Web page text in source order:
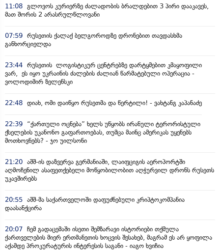
11:08 გლოვოს კურიერზე ძალადობის ბრალდებით 3 პირი დააკავეს,
მათ შორის 2 არასრულწლოვანი
07:59 რუსეთის ქალაქ ბელგოროდზე დრონებით თავდასხმა
განხორციელდა
23:44 რუსეთის ლოგისტიკურ ცენტრებზე დარტყმებით კმაყოფილი
ვარ, ეს იყო უკრაინის ძალების ძალიან წარმატებული ოპერაცია -
ვოლოდიმირ ზელენსკი
22:48 დიახ, ომი დაიწყო რუსეთმა და წერტილი! - ვახტანგ კაპანაძე
22:39
“ქართული ოცნება” ხელს უწყობს ირანული ტერორისტული
ქსელების უკანონო გაფართოებას, თუმცა მაინც ამერიკას უყენებს
მოთხოვნებს? - ჯო უილსონი
21:20 აშშ-ის დაზვერვა გერმანიაში, ლაიფციგის აეროპორტში
აღმოჩენილ ასაფეთქებელი მოწყობილობით აღჭურვილ დრონს რუსეთს
უკავშირებს
20:55 აშშ-მა საქართველოში დაფუძნებული კრიპტოკომპანია
დაასანქცირა
20:07 ჩემ გადაცემაში ისეთი შემზარავი ისტორიები თქმულა
ქართველების მიერ ერთმანეთის ხოცვის შესახებ, მაგრამ ეს არ ყოფილა
აქამდე პროკურატურის ინტერესის საგანი - იაგო ხვიჩია